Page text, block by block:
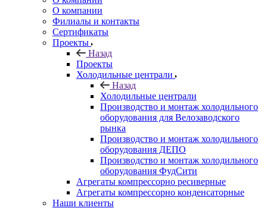
О компании
Филиалы и контакты
Сертификаты
Проекты
Назад
Проекты
Холодильные централи
Назад
Холодильные централи
Производство и монтаж холодильного
оборудования для Велозаводского
рынка
Производство и монтаж холодильного
оборудования ДЕПО
Производство и монтаж холодильного
оборудования ФудСити
Агрегаты компрессорно ресиверные
Агрегаты компрессорно конденсаторные
Наши клиенты